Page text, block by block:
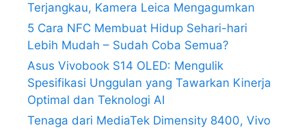
Terjangkau, Kamera Leica Mengagumkan
5 Cara NFC Membuat Hidup Sehari-hari
Lebih Mudah – Sudah Coba Semua?
Asus Vivobook S14 OLED: Mengulik
Spesifikasi Unggulan yang Tawarkan Kinerja
Optimal dan Teknologi AI
Tenaga dari MediaTek Dimensity 8400, Vivo